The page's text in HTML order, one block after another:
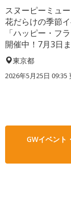
スヌーピーミュ
花だらけの季節
「ハッピー・フ
開催中！7月3日
東京都
2026年5月25日 09:35
GWイベント